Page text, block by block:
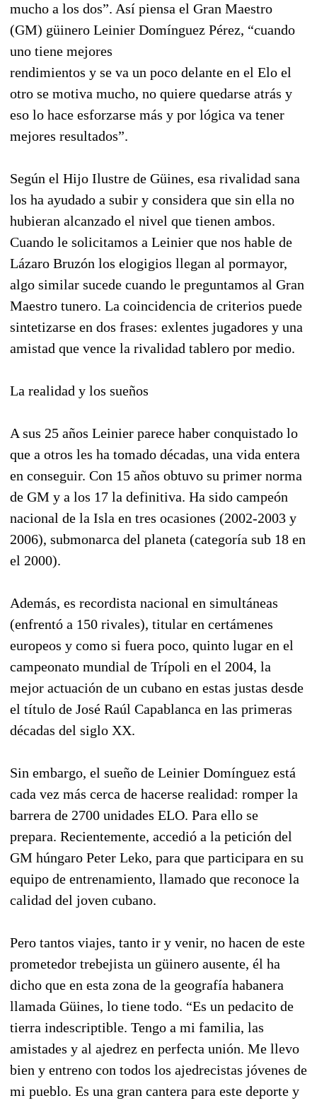
mucho a los dos”. Así piensa el Gran Maestro
(GM) güinero Leinier Domínguez Pérez, “cuando
uno tiene mejores
rendimientos y se va un poco delante en el Elo el
otro se motiva mucho, no quiere quedarse atrás y
eso lo hace esforzarse más y por lógica va tener
mejores resultados”.
Según el Hijo Ilustre de Güines, esa rivalidad sana
los ha ayudado a subir y considera que sin ella no
hubieran alcanzado el nivel que tienen ambos.
Cuando le solicitamos a Leinier que nos hable de
Lázaro Bruzón los elogigios llegan al pormayor,
algo similar sucede cuando le preguntamos al Gran
Maestro tunero. La coincidencia de criterios puede
sintetizarse en dos frases: exlentes jugadores y una
amistad que vence la rivalidad tablero por medio.
La realidad y los sueños
A sus 25 años Leinier parece haber conquistado lo
que a otros les ha tomado décadas, una vida entera
en conseguir. Con 15 años obtuvo su primer norma
de GM y a los 17 la definitiva. Ha sido campeón
nacional de la Isla en tres ocasiones (2002-2003 y
2006), submonarca del planeta (categoría sub 18 en
el 2000).
Además, es recordista nacional en simultáneas
(enfrentó a 150 rivales), titular en certámenes
europeos y como si fuera poco, quinto lugar en el
campeonato mundial de Trípoli en el 2004, la
mejor actuación de un cubano en estas justas desde
el título de José Raúl Capablanca en las primeras
décadas del siglo XX.
Sin embargo, el sueño de Leinier Domínguez está
cada vez más cerca de hacerse realidad: romper la
barrera de 2700 unidades ELO. Para ello se
prepara. Recientemente, accedió a la petición del
GM húngaro Peter Leko, para que participara en su
equipo de entrenamiento, llamado que reconoce la
calidad del joven cubano.
Pero tantos viajes, tanto ir y venir, no hacen de este
prometedor trebejista un güinero ausente, él ha
dicho que en esta zona de la geografía habanera
llamada Güines, lo tiene todo. “Es un pedacito de
tierra indescriptible. Tengo a mi familia, las
amistades y al ajedrez en perfecta unión. Me llevo
bien y entreno con todos los ajedrecistas jóvenes de
mi pueblo. Es una gran cantera para este deporte y